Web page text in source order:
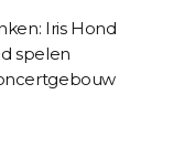
Iris Hond
spelen